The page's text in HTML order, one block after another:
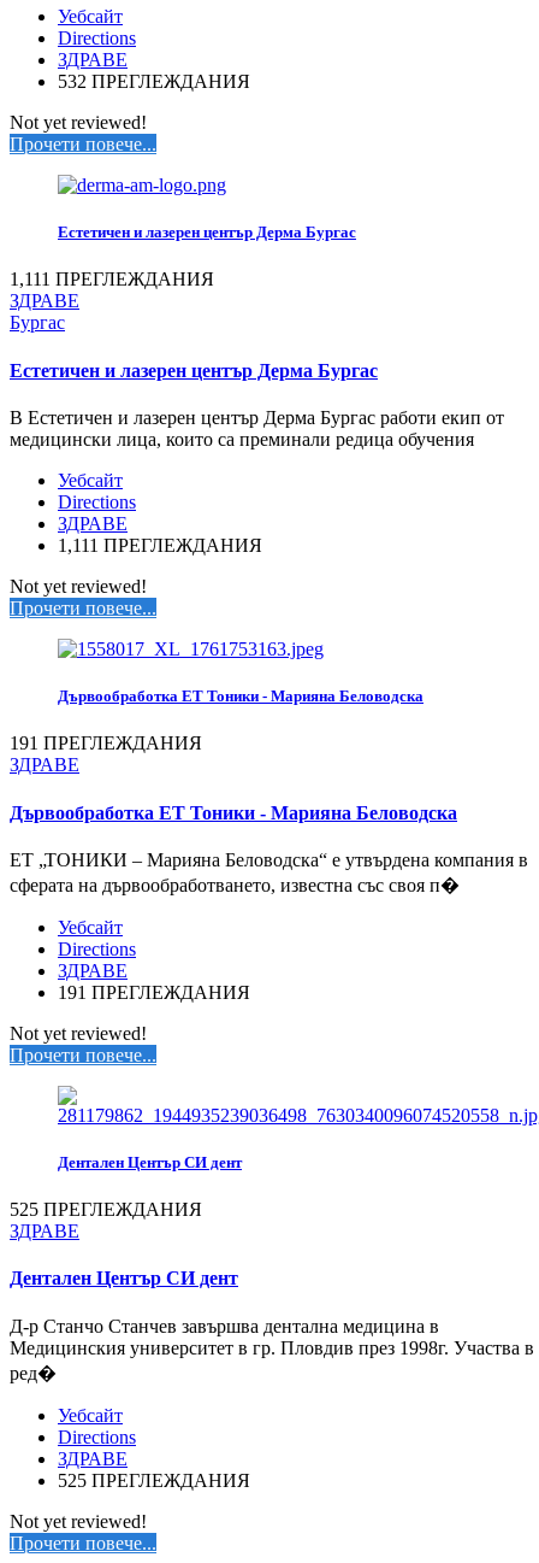
Уебсайт
Directions
ЗДРАВЕ
532 ПРЕГЛЕЖДАНИЯ
Not yet reviewed!
Прочети повече...
Естетичен и лазерен център Дерма Бургас
1,111 ПРЕГЛЕЖДАНИЯ
ЗДРАВЕ
Бургас
Естетичен и лазерен център Дерма Бургас
В Естетичен и лазерен център Дерма Бургас работи екип от
медицински лица, които са преминали редица обучения
Уебсайт
Directions
ЗДРАВЕ
1,111 ПРЕГЛЕЖДАНИЯ
Not yet reviewed!
Прочети повече...
Дървообработка ЕТ Тоники - Марияна Беловодска
191 ПРЕГЛЕЖДАНИЯ
ЗДРАВЕ
Дървообработка ЕТ Тоники - Марияна Беловодска
ЕТ „ТОНИКИ – Марияна Беловодска“ е утвърдена компания в
сферата на дървообработването, известна със своя п�
Уебсайт
Directions
ЗДРАВЕ
191 ПРЕГЛЕЖДАНИЯ
Not yet reviewed!
Прочети повече...
Дентален Център СИ дент
525 ПРЕГЛЕЖДАНИЯ
ЗДРАВЕ
Дентален Център СИ дент
Д-р Станчо Станчев завършва дентална медицина в
Медицинския университет в гр. Пловдив през 1998г. Участва в
ред�
Уебсайт
Directions
ЗДРАВЕ
525 ПРЕГЛЕЖДАНИЯ
Not yet reviewed!
Прочети повече...